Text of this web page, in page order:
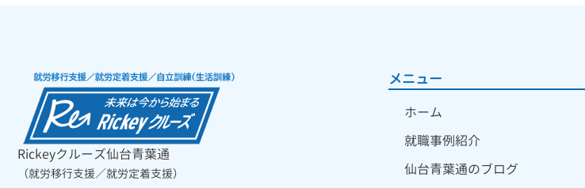
Rickeyクルーズ仙台青葉通
（就労移行支援／就労定着支援）
メニュー
ホーム
就職事例紹介
仙台青葉通のブログ